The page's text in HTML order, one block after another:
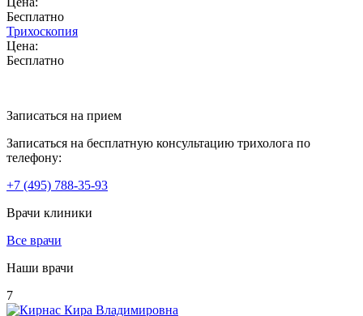
Бесплатно
Трихоскопия
Цена:
Бесплатно
Записаться на прием
Записаться на бесплатную консультацию трихолога по
телефону:
+7 (495) 788-35-93
Врачи клиники
Все врачи
Наши врачи
7